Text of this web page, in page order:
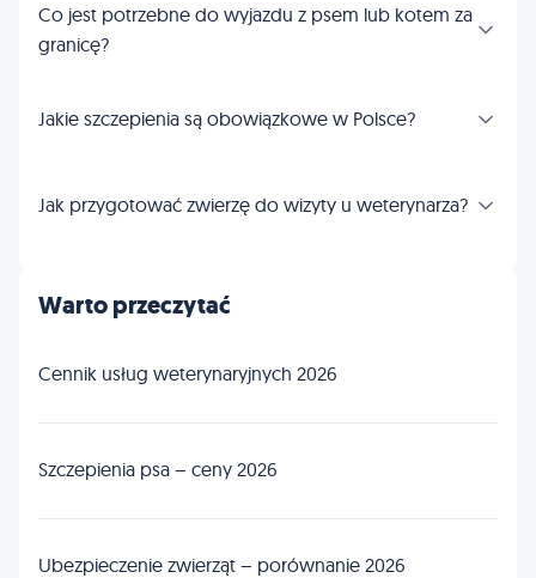
Co jest potrzebne do wyjazdu z psem lub kotem za
granicę?
Jakie szczepienia są obowiązkowe w Polsce?
Jak przygotować zwierzę do wizyty u weterynarza?
Warto przeczytać
Cennik usług weterynaryjnych 2026
Szczepienia psa – ceny 2026
Ubezpieczenie zwierząt – porównanie 2026